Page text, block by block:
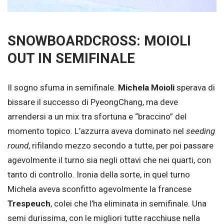
SNOWBOARDCROSS: MOIOLI
OUT IN SEMIFINALE
Il sogno sfuma in semifinale. Michela Moioli sperava di
bissare il successo di PyeongChang, ma deve
arrendersi a un mix tra sfortuna e “braccino” del
momento topico. L’azzurra aveva dominato nel seeding
round, rifilando mezzo secondo a tutte, per poi passare
agevolmente il turno sia negli ottavi che nei quarti, con
tanto di controllo. Ironia della sorte, in quel turno
Michela aveva sconfitto agevolmente la francese
Trespeuch, colei che l’ha eliminata in semifinale. Una
semi durissima, con le migliori tutte racchiuse nella